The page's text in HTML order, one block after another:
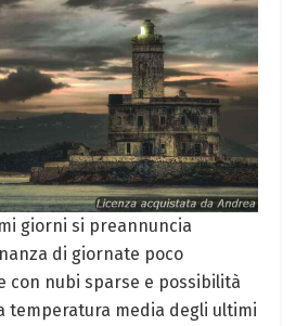
giorni si preannuncia
di giornate poco
con nubi sparse e possibilità
temperatura media degli ultimi